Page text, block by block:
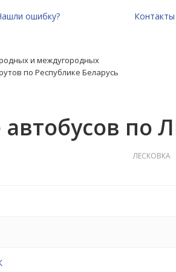
ошибку? Контакты
и междугородных
по Республике Беларусь
автобусов по
ЛЕСКОВКА